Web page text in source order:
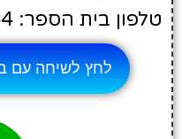
טלפון בית הספר: 04-9983144
לחץ לשיחה עם